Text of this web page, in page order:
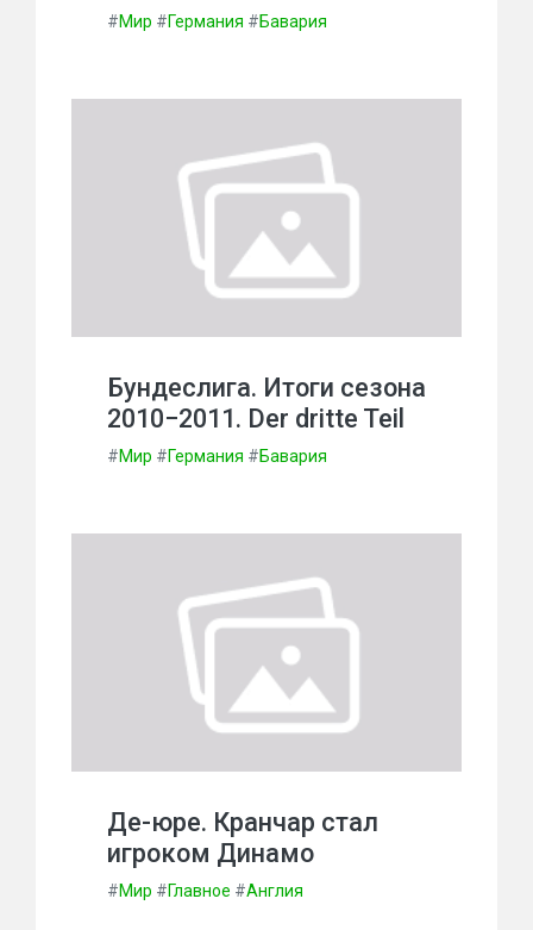
#Мир #Германия #Бавария
Бундеслига. Итоги сезона
2010−2011. Der dritte Teil
#Мир #Германия #Бавария
Де-юре. Кранчар стал
игроком Динамо
#Мир #Главное #Англия